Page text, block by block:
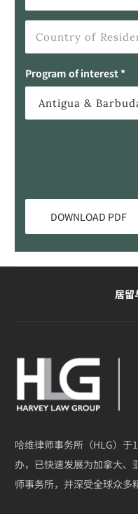
Program of interest *
居留
哈维律师事务所（HLG）
办，已快速发展为加拿大、
师事务所，并深受全球众多